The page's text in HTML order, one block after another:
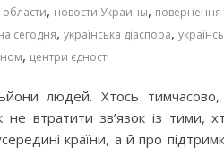
, новости Украины, повернення
сегодня, українська діаспора,
, центри єдності
людей. Хтось
втратити зв’язок із тими,
країни, а й про